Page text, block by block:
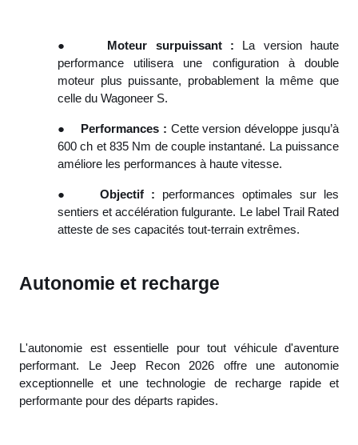
● Moteur surpuissant :
La version haute
performance utilisera une configuration à double
moteur plus puissante, probablement la même que
celle du Wagoneer S.
● Performances : Cette version développe jusqu’à
600 ch et 835 Nm de couple instantané. La puissance
améliore les performances à haute vitesse.
● Objectif : performances optimales sur les
sentiers et accélération fulgurante. Le label Trail Rated
atteste de ses capacités tout-terrain extrêmes.
Autonomie et recharge
L'autonomie est essentielle pour tout véhicule d'aventure
performant. Le Jeep Recon 2026 offre une autonomie
exceptionnelle et une technologie de recharge rapide et
performante pour des départs rapides.